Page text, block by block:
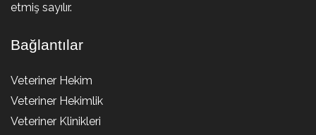
etmiş sayılır.
Bağlantılar
Veteriner Hekim
Veteriner Hekimlik
Veteriner Klinikleri